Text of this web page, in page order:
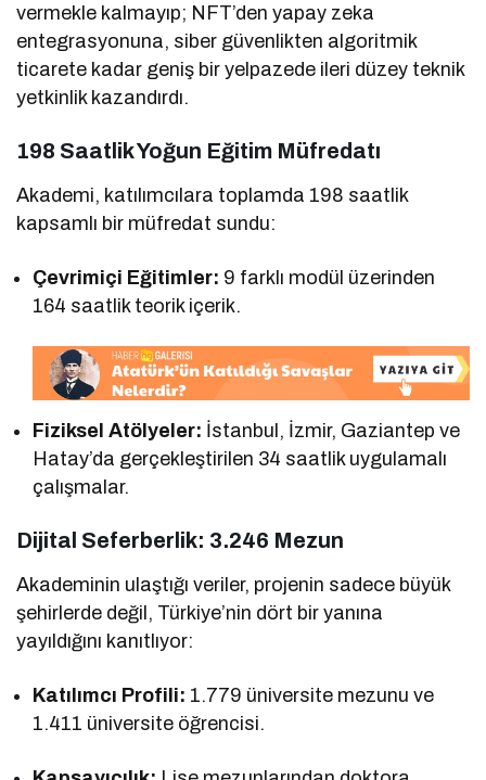
vermekle kalmayıp; NFT’den yapay zeka
entegrasyonuna, siber güvenlikten algoritmik
ticarete kadar geniş bir yelpazede ileri düzey teknik
yetkinlik kazandırdı.
198 Saatlik Yoğun Eğitim Müfredatı
Akademi, katılımcılara toplamda 198 saatlik
kapsamlı bir müfredat sundu:
Çevrimiçi Eğitimler: 9 farklı modül üzerinden
164 saatlik teorik içerik.
Fiziksel Atölyeler: İstanbul, İzmir, Gaziantep ve
Hatay’da gerçekleştirilen 34 saatlik uygulamalı
çalışmalar.
Dijital Seferberlik: 3.246 Mezun
Akademinin ulaştığı veriler, projenin sadece büyük
şehirlerde değil, Türkiye’nin dört bir yanına
yayıldığını kanıtlıyor:
Katılımcı Profili: 1.779 üniversite mezunu ve
1.411 üniversite öğrencisi.